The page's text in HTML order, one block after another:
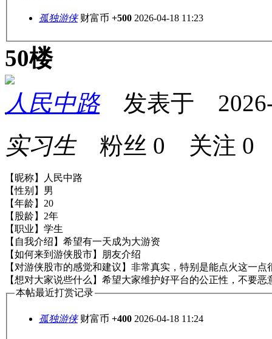
孤独游侠 财富币 +500 2026-04-18 11:23
50楼
人民中路发表于 2026-
实习生粉丝 0 关注 0
【昵称】人民中路
【性别】男
【年龄】20
【股龄】2年
【职业】学生
【自我介绍】希望有一天成为大游资
【如何来到游侠股市】朋友介绍
【对游侠股市的感觉和建议】非常真实，特别是能点火这一点
【想对大家说些什么】希望大家维护好平台的公正性，不要恶
本帖最近打赏记录
孤独游侠 财富币 +400 2026-04-18 11:24